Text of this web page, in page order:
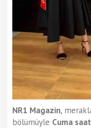
NR1 Magazin,
bölümüyle Cuma